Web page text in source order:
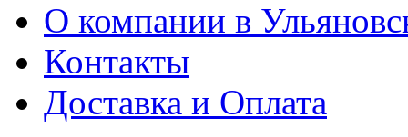
О компании в
Контакты
Доставка и Оплата